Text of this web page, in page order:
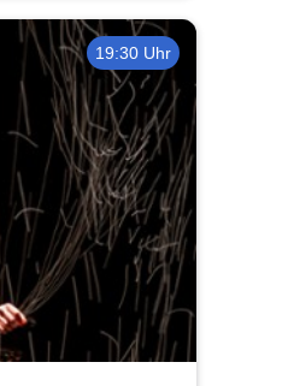
19:30 Uhr